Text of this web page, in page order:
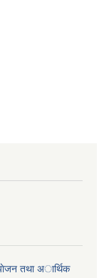
तथा अार्थिक